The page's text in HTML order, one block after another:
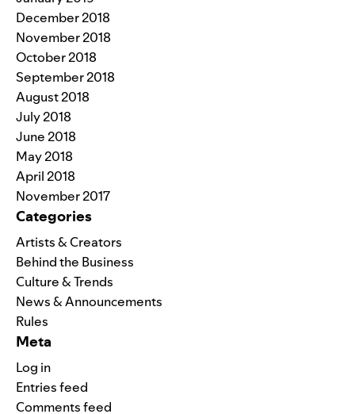
December 2018
November 2018
October 2018
September 2018
August 2018
July 2018
June 2018
May 2018
April 2018
November 2017
Categories
Artists & Creators
Behind the Business
Culture & Trends
News & Announcements
Rules
Meta
Log in
Entries feed
Comments feed